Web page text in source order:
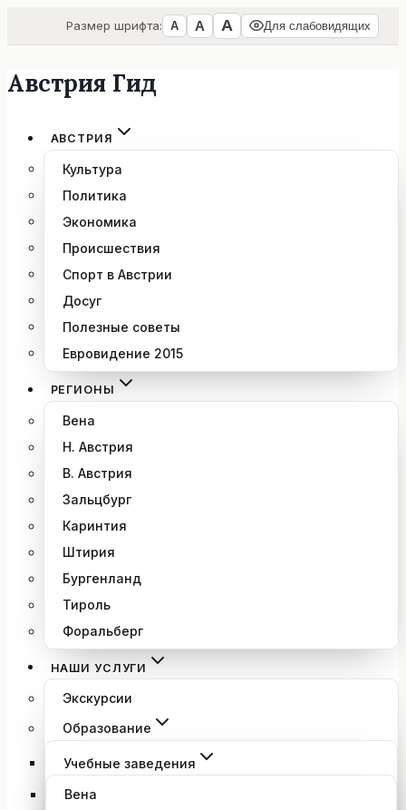
Размер шрифта: А А А Для слабовидящих
Перейти
содержимому
Австрия Гид
АВСТРИЯ
Культура
Политика
Экономика
Происшествия
Спорт в Австрии
Досуг
Полезные советы
Евровидение 2015
РЕГИОНЫ
Вена
Н. Австрия
В. Австрия
Зальцбург
Каринтия
Штирия
Бургенланд
Тироль
Форальберг
НАШИ УСЛУГИ
Экскурсии
Образование
Учебные заведения
Вена